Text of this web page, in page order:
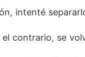
intenté
contrario, se